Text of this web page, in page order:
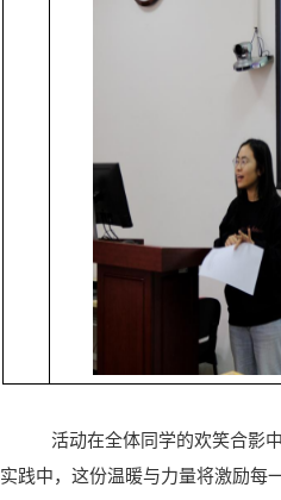
活动在全体同学的欢笑合影
实践中，这份温暖与力量将激励每